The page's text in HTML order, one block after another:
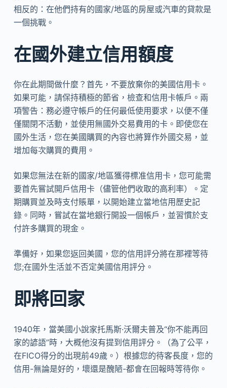
相反的：在他們持有的國家/地區的房屋或汽車的貸款是
一個挑戰。
在國外建立信用額度
你在此期間做什麼？首先，不要放棄你的美國信用卡。
如果可能，請保持積極的節省，檢查和信用卡帳戶。兩
項警告：務必遵守帳戶的任何最低使用要求，以便不僅
僅關閉不活動，並使用無國外交易費用的卡。即使您在
國外生活，您在美國購買的內容也將算作外國交易，並
增加每次購買的費用。
如果您無法在新的國家/地區獲得標准信用卡，您可能需
要首先嘗試開戶信用卡（儘管他們收取的高利率）。定
期購買並及時支付賬單，以開始建立當地信用歷史記
錄。同時，嘗試在當地銀行開設一個帳戶，並習慣於支
付許多購買的現金。
準備好，如果您返回美國，您的信用評分將在那裡等待
您;在國外生活並不否定美國信用評分。
即將回家
1940年，當美國小說家托馬斯·沃爾夫普及“你不能再回
家的諺語”時，大概他沒有提到信用評分。（為了公平，
在FICO得分的出現前49歲。）根據您的待客長度，您的
信用-無論是好的，壞還是醜陋-都會在回報時等待你。